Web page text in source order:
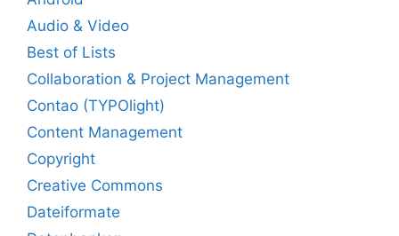
Audio & Video
Best of Lists
Collaboration & Project Management
Contao (TYPOlight)
Content Management
Copyright
Creative Commons
Dateiformate